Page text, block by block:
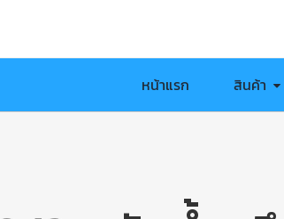
หน้าแรก สินค้า